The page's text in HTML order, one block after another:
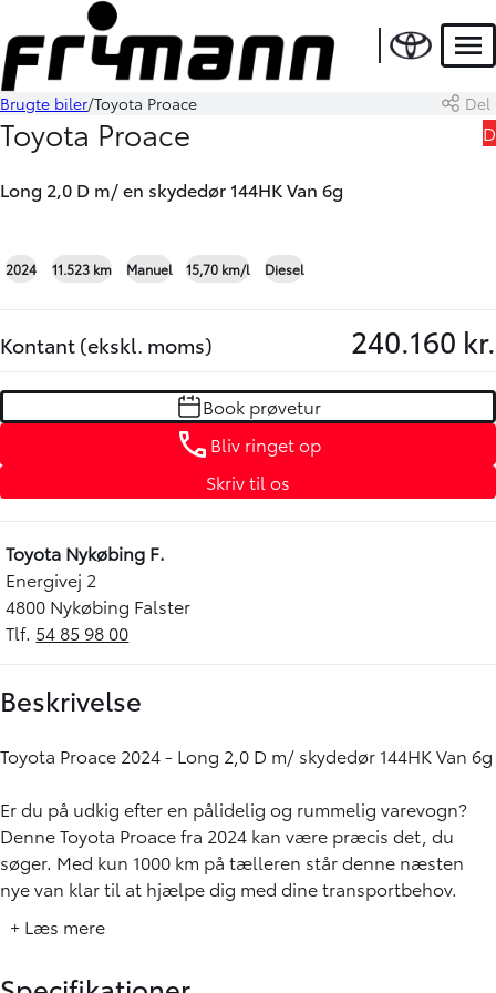
Book prøvetur Bliv ringet op
Brugte biler Toyota Proace Del
Toyota Proace
Long 2,0 D m/ en skydedør 144HK Van 6g
D
DEMO
2024 11.523 km Manuel 15,70 km/l Diesel
Kontant (ekskl. moms) 240.160 kr.
Book prøvetur
Bliv ringet op
Skriv til os
Toyota Nykøbing F.
Energivej 2
4800 Nykøbing Falster
Tlf. 54 85 98 00
Beskrivelse
Toyota Proace 2024 - Long 2,0 D m/ skydedør 144HK Van 6g
Er du på udkig efter en pålidelig og rummelig varevogn?
Denne Toyota Proace fra 2024 kan være præcis det, du
søger. Med kun 1000 km på tælleren står denne næsten
nye van klar til at hjælpe dig med dine transportbehov.
Toyota Proace Long-varianten er udstyret med en 2,0 liters
+ Læs mere